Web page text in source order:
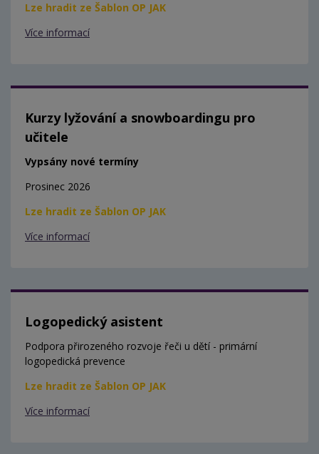
Lze hradit ze Šablon OP JAK
Více informací
Kurzy lyžování a snowboardingu pro
učitele
Vypsány nové termíny
Prosinec 2026
Lze hradit ze Šablon OP JAK
Více informací
Logopedický asistent
Podpora přirozeného rozvoje řeči u dětí - primární
logopedická prevence
Lze hradit ze Šablon OP JAK
Více informací